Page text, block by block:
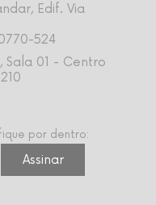
Edif. Via
524
Sala 01 - Centro
por dentro: